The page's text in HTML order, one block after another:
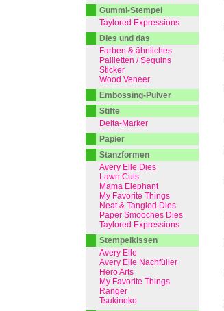
Gummi-Stempel
Taylored Expressions
Dies und das
Farben & ähnliches
Pailletten / Sequins
Sticker
Wood Veneer
Embossing-Pulver
Stifte
Delta-Marker
Papier
Stanzformen
Avery Elle Dies
Lawn Cuts
Mama Elephant
My Favorite Things
Neat & Tangled Dies
Paper Smooches Dies
Taylored Expressions
Stempelkissen
Avery Elle
Avery Elle Nachfüller
Hero Arts
My Favorite Things
Ranger
Tsukineko